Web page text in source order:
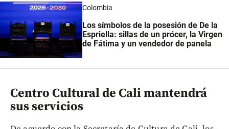
Colombia
Los símbolos de la posesión de De la
Espriella: sillas de un prócer, la Virgen
de Fátima y un vendedor de panela
Centro Cultural de Cali mantendrá
sus servicios